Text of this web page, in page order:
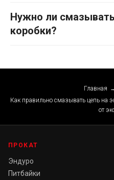
Нужно ли
коробки?
Главная
Как правильно смазывать цепь на
от
ПРОКАТ
Эндуро
Питбайки